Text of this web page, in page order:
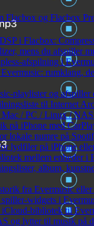
Flacbox og Flacbox
i Flacbox:
mens du afspiller
afspilning i
rumklang,
playlister og
til Internet
Mac / PC / Linux /
på iPhone med
lokale numre på
lydfiler på iPhone
mellem enheder i
album,
fra Evermusic
widgets i
bibliotek til
og lytter til musik på